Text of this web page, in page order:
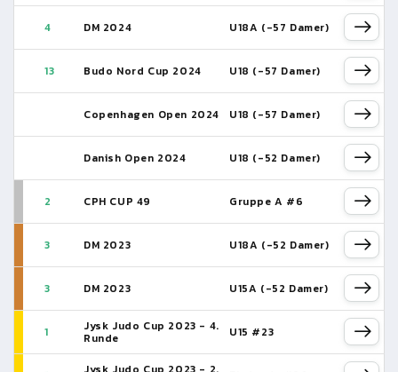
4 DM 2024 U18A (-57 Damer)
13 Budo Nord Cup 2024 U18 (-57 Damer)
Copenhagen Open 2024 U18 (-57 Damer)
Danish Open 2024 U18 (-52 Damer)
2 CPH CUP 49 Gruppe A #6
3 DM 2023 U18A (-52 Damer)
3 DM 2023 U15A (-52 Damer)
1 Jysk Judo Cup 2023 - 4.
Runde U15 #23